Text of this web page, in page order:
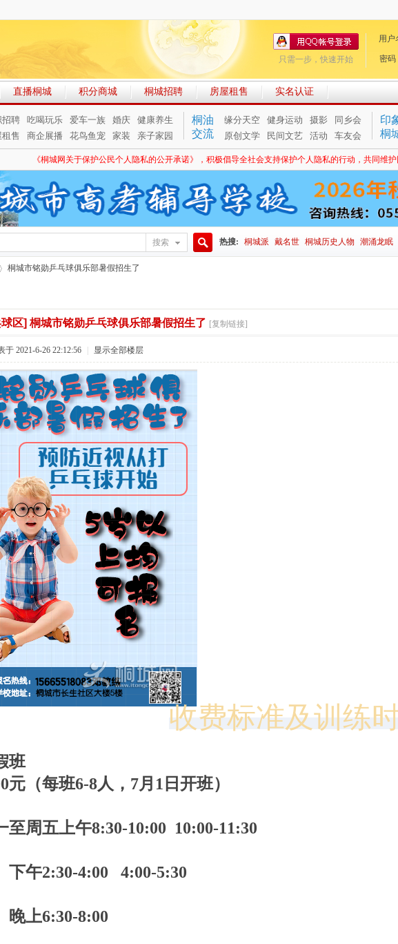
用户
密码
只需一步，快速开始
直播桐城 积分商城 桐城招聘 房屋租售 实名认证
招聘 吃喝玩乐 爱车一族 婚庆
健康养生
租售
商企展播 花鸟鱼宠 家装 亲子家园
桐油
交流
缘分天空 健身运动 摄影
同乡会
原创文学
民间文艺 活动 车友会
印
桐
《桐城网关于保护公民个人隐私的公开承诺》，积极倡导全社会支持保护个人隐私的行动，共同维
搜索
索
热搜: 桐城派 戴名世 桐城历史人物 潮涌龙眠
桐城市铭勋乒乓球俱乐部暑假招生了
区] 桐城市铭勋乒乓球俱乐部暑假招生了 [复制链接]
于 2021-6-26 22:12:56 显示全部楼层
收费标准及训练
班
元 （每班6-8人，7月1日开班）
至周五上午8:30-10:00 10:00-11:30
午2:30-4:00 4:00-5:30
上6:30-8:00